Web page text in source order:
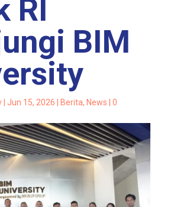
RI
BIM
| Jun 15, 2026 Berita, News
0